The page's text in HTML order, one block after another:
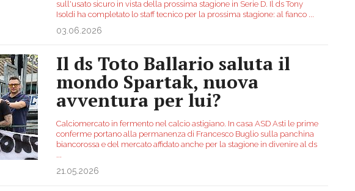
sull'usato sicuro in vista della prossima stagione in Serie D. Il ds Tony
Isoldi ha completato lo staff tecnico per la prossima stagione: al fianco
03.06.2026
Il ds Toto Ballario saluta il
mondo Spartak, nuova
avventura per lui?
Calciomercato in fermento nel calcio astigiano. In casa ASD Asti le prime
conferme portano alla permanenza di Francesco Buglio sulla panchina
biancorossa e del mercato affidato anche per la stagione in divenire al ds
21.05.2026